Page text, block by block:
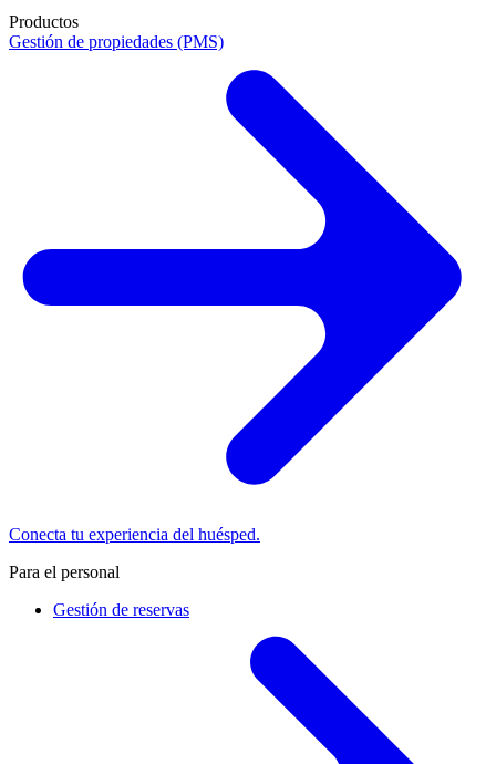
Productos
Gestión de propiedades (PMS)
Conecta tu experiencia del huésped.
Para el personal
Gestión de reservas